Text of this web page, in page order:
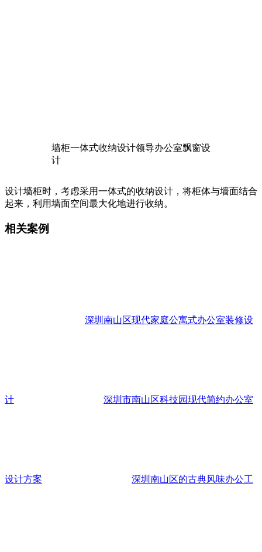
墙柜一体式收纳设计领导办公室飘窗设
计
设计墙柜时，考虑采用一体式的收纳设计，将柜体与墙面结合
起来，利用墙面空间最大化地进行收纳。
相关案例
深圳南山区现代家庭公寓式办公室装修设
计 深圳市南山区科技园现代简约办公室
设计方案 深圳南山区的古典风味办公工